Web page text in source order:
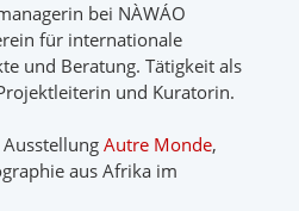
bei NÀWÁO
für internationale
und Beratung. Tätigkeit als
und Kuratorin.
Autre Monde,
aus Afrika im